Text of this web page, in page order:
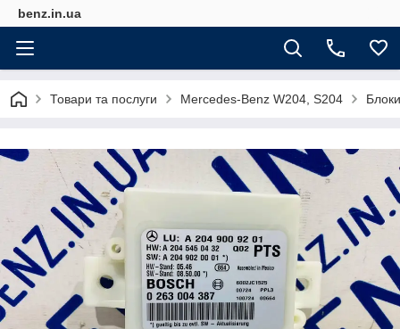
benz.in.ua
Товари та послуги Mercedes-Benz W204, S204